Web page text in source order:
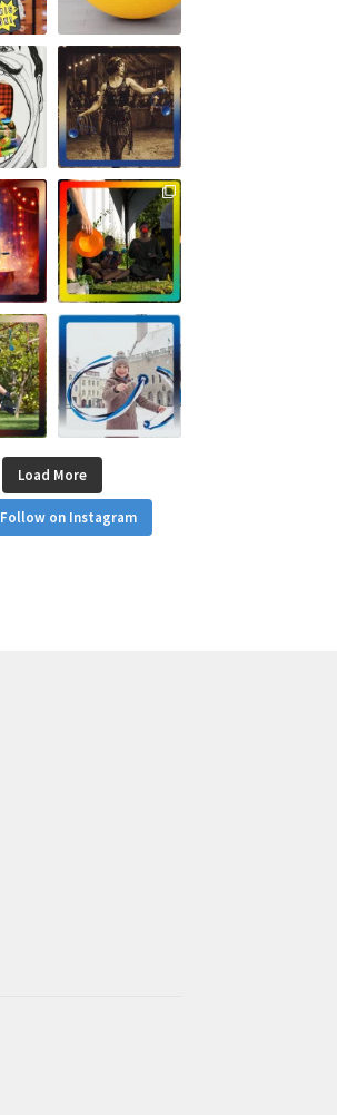
Load More
Follow on Instagram